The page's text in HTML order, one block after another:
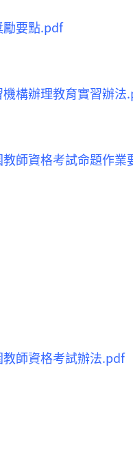
勵要點.pdf
構辦理教育實習辦法
師資格考試命題作業
師資格考試辦法.pdf